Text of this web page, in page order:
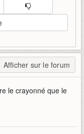
Afficher sur le forum
le crayonné que le